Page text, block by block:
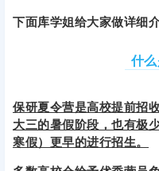
下面库学姐给大家做详细
什
保研夏令营是高校提前招
大三的暑假阶段，也有极
寒假）更早的进行招生。